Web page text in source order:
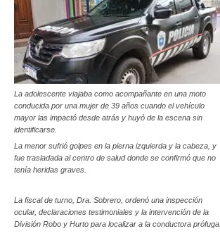
La adolescente viajaba como acompañante en una moto
conducida por una mujer de 39 años cuando el vehículo
mayor las impactó desde atrás y huyó de la escena sin
identificarse.
La menor sufrió golpes en la pierna izquierda y la cabeza, y
fue trasladada al centro de salud donde se confirmó que no
tenía heridas graves.
La fiscal de turno, Dra. Sobrero, ordenó una inspección
ocular, declaraciones testimoniales y la intervención de la
División Robo y Hurto para localizar a la conductora prófuga.